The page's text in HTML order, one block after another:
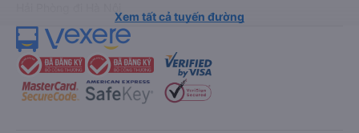
Xem tất cả tuyến đường